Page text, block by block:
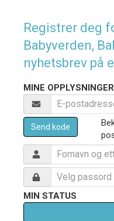
Registrer deg
Babyverden,
nyhetsbrev på
MINE OPPLYSNINGER
Send kode
MIN STATUS